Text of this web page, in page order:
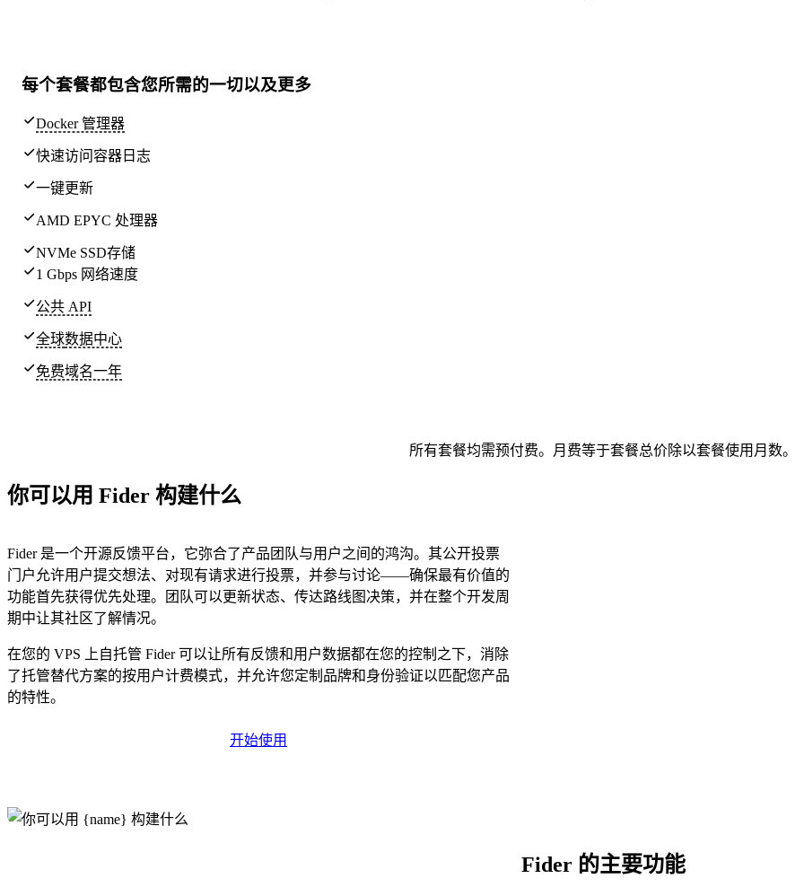
每个套餐都包含您所需的一切以及更多
Docker 管理器
快速访问容器日志
一键更新
AMD EPYC 处理器
NVMe SSD存储
1 Gbps 网络速度
公共 API
全球数据中心
免费域名一年
所有套餐均需预付费。月费等于套餐总价除以套餐使用月数。
你可以用 Fider 构建什么
Fider 是一个开源反馈平台，它弥合了产品团队与用户之间的鸿沟。其公开投票
门户允许用户提交想法、对现有请求进行投票，并参与讨论——确保最有价值的
功能首先获得优先处理。团队可以更新状态、传达路线图决策，并在整个开发周
期中让其社区了解情况。
在您的 VPS 上自托管 Fider 可以让所有反馈和用户数据都在您的控制之下，消除
了托管替代方案的按用户计费模式，并允许您定制品牌和身份验证以匹配您产品
的特性。
开始使用
Fider 的主要功能